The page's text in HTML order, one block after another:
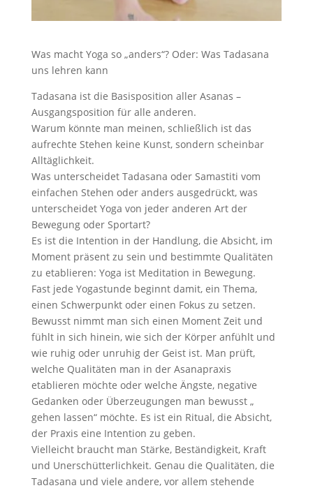
Was macht Yoga so „anders“? Oder: Was Tadasana
uns lehren kann
Tadasana ist die Basisposition aller Asanas –
Ausgangsposition für alle anderen.
Warum könnte man meinen, schließlich ist das
aufrechte Stehen keine Kunst, sondern scheinbar
Alltäglichkeit.
Was unterscheidet Tadasana oder Samastiti vom
einfachen Stehen oder anders ausgedrückt, was
unterscheidet Yoga von jeder anderen Art der
Bewegung oder Sportart?
Es ist die Intention in der Handlung, die Absicht, im
Moment präsent zu sein und bestimmte Qualitäten
zu etablieren: Yoga ist Meditation in Bewegung.
Fast jede Yogastunde beginnt damit, ein Thema,
einen Schwerpunkt oder einen Fokus zu setzen.
Bewusst nimmt man sich einen Moment Zeit und
fühlt in sich hinein, wie sich der Körper anfühlt und
wie ruhig oder unruhig der Geist ist. Man prüft,
welche Qualitäten man in der Asanapraxis
etablieren möchte oder welche Ängste, negative
Gedanken oder Überzeugungen man bewusst „
gehen lassen“ möchte. Es ist ein Ritual, die Absicht,
der Praxis eine Intention zu geben.
Vielleicht braucht man Stärke, Beständigkeit, Kraft
und Unerschütterlichkeit. Genau die Qualitäten, die
Tadasana und viele andere, vor allem stehende